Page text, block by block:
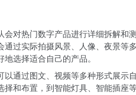
会对热门数字产品进行详细拆解
过实际拍摄风景、人像、夜景等
选择适合自己的产品。
以通过图文、视频等多种形式展
和布置，到智能灯具、智能插座